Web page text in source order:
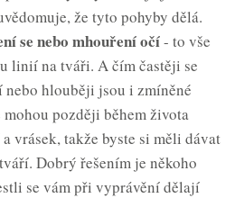
že tyto pohyby dělá.
senebo mhouření očí- to vše
linií na tváři. A čím častěji se
hlouběji jsou i zmíněné
později během života
vrásek, takže byste si měli dávat
Dobrý řešením je někoho
se vám při vyprávění dělají